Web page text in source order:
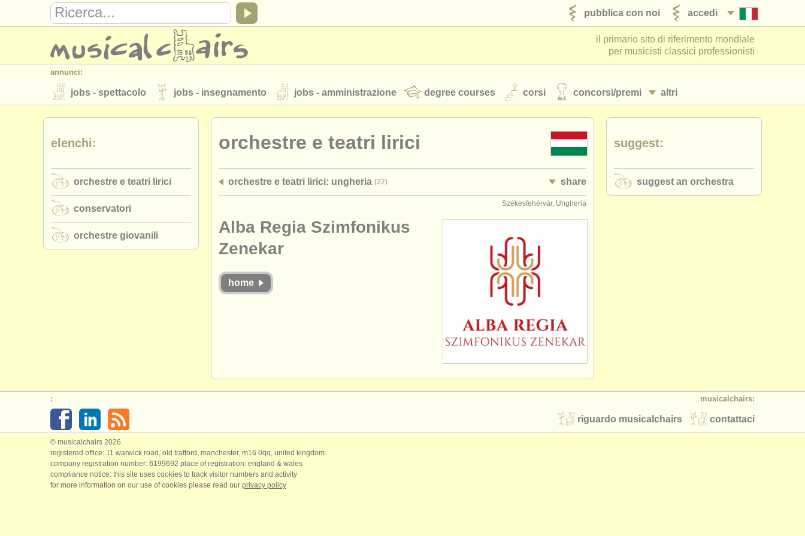
accedi
pubblica con noi
il primario sito di riferimento mondiale
per musicisti classici professionisti
annunci:
altri
jobs - spettacolo jobs - insegnamento jobs - amministrazione degree courses corsi concorsi/premi
strumenti in vendita strumenti rubati
elenchi:
musicalchairs:
editori:
pubblica con noi find out about our ATS
orchestre e teatri lirici
orchestre e teatri lirici: ungheria (22) share
Székesfehérvár, Ungheria
Alba Regia Szimfonikus
Zenekar
home
elenchi:
orchestre e teatri lirici
conservatori
orchestre giovanili
suggest:
suggest an orchestra
musicalchairs:
contattaci
riguardo musicalchairs
:
© musicalchairs 2026
registered office: 11 warwick road, old trafford, manchester, m16 0qq, united kingdom.
company registration number: ​6199692 place of registration: england & wales
compliance notice: ​this site uses cookies to track visitor numbers and activity
for more information on our use of cookies please read our privacy policy